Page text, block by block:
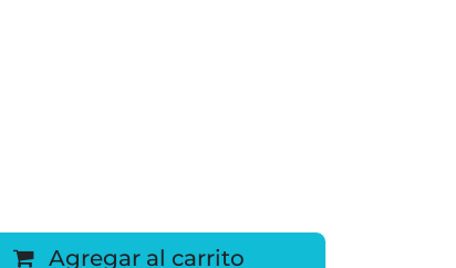
Agregar al carrito